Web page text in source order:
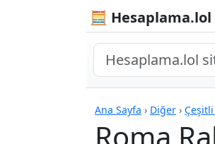
🧮 Hesaplama.lol
Ana Sayfa › Diğer ›
Hesap